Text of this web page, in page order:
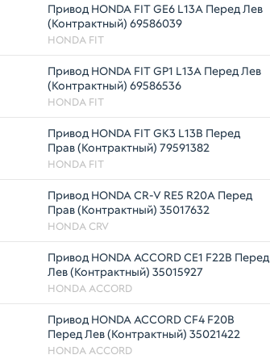
Привод HONDA FIT GE6 L13A Перед Лев
(Контрактный) 69586039
HONDA FIT
Привод HONDA FIT GP1 L13A Перед Лев
(Контрактный) 69586536
HONDA FIT
Привод HONDA FIT GK3 L13B Перед
Прав (Контрактный) 79591382
HONDA FIT
Привод HONDA CR-V RE5 R20A Перед
Прав (Контрактный) 35017632
HONDA CRV
Привод HONDA ACCORD CE1 F22B Перед
Лев (Контрактный) 35015927
HONDA ACCORD
Привод HONDA ACCORD CF4 F20B
Перед Лев (Контрактный) 35021422
HONDA ACCORD